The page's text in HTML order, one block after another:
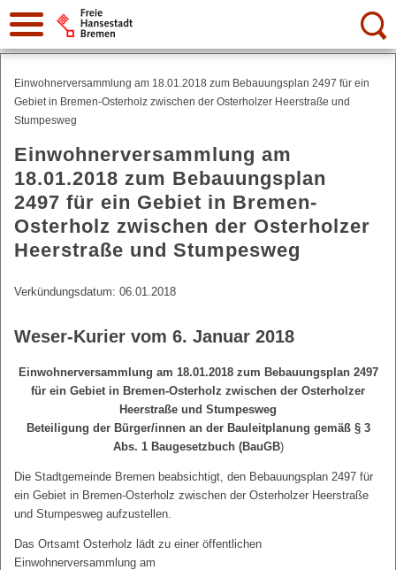
Suche:
Einwohnerversammlung am 18.01.2018 zum Bebauungsplan 2497 für ein
Gebiet in Bremen-Osterholz zwischen der Osterholzer Heerstraße und
Stumpesweg
Einwohnerversammlung am
18.01.2018 zum Bebauungsplan
2497 für ein Gebiet in Bremen-
Osterholz zwischen der Osterholzer
Heerstraße und Stumpesweg
Verkündungsdatum: 06.01.2018
Weser-Kurier vom 6. Januar 2018
Einwohnerversammlung am 18.01.2018 zum Bebauungsplan 2497
für ein Gebiet in Bremen-Osterholz zwischen der Osterholzer
Heerstraße und Stumpesweg
Beteiligung der Bürger/innen an der Bauleitplanung gemäß § 3
Abs. 1 Baugesetzbuch (BauGB)
Die Stadtgemeinde Bremen beabsichtigt, den Bebauungsplan 2497 für
ein Gebiet in Bremen-Osterholz zwischen der Osterholzer Heerstraße
und Stumpesweg aufzustellen.
Das Ortsamt Osterholz lädt zu einer öffentlichen
Einwohnerversammlung am